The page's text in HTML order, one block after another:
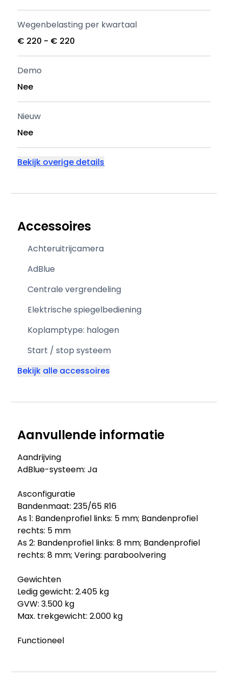
Wegenbelasting per kwartaal
€ 220 - € 220
Demo
Nee
Nieuw
Nee
Bekijk overige details
Accessoires
Achteruitrijcamera
AdBlue
Centrale vergrendeling
Elektrische spiegelbediening
Koplamptype: halogen
Start / stop systeem
Bekijk alle accessoires
Aanvullende informatie
Aandrijving
AdBlue-systeem: Ja
Asconfiguratie
Bandenmaat: 235/65 R16
As 1: Bandenprofiel links: 5 mm; Bandenprofiel
rechts: 5 mm
As 2: Bandenprofiel links: 8 mm; Bandenprofiel
rechts: 8 mm; Vering: paraboolvering
Gewichten
Ledig gewicht: 2.405 kg
GVW: 3.500 kg
Max. trekgewicht: 2.000 kg
Functioneel